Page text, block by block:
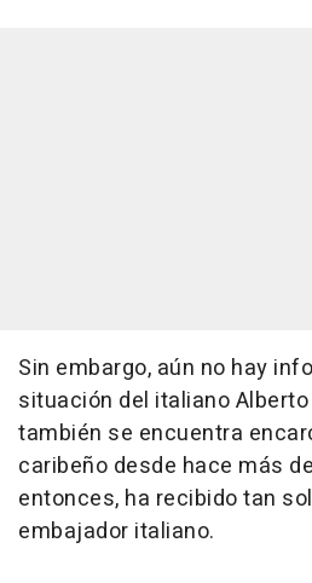
Sin embargo, aún no hay
situación del italiano
también se encuentra
caribeño desde hace más
entonces, ha recibido tan
embajador italiano.